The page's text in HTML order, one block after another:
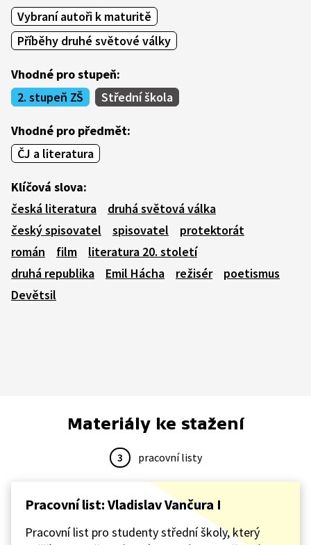
Vybraní autoři k maturitě
Příběhy druhé světové války
Vhodné pro stupeň:
2. stupeň ZŠ
Střední škola
Vhodné pro předmět:
ČJ a literatura
Klíčová slova:
česká literatura
druhá světová válka
český spisovatel
spisovatel
protektorát
román
film
literatura 20. století
druhá republika
Emil Hácha režisér
poetismus
Devětsil
Materiály ke stažení
3 pracovní listy
Pracovní list: Vladislav Vančura I
Pracovní list pro studenty střední školy, který